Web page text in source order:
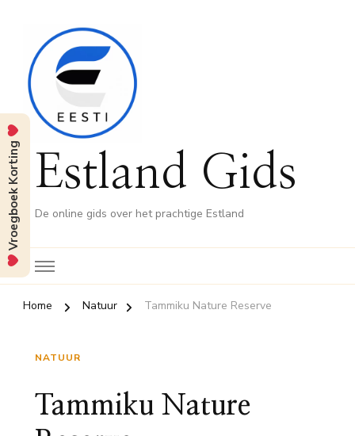
Estland Gids
De online gids over het prachtige Estland
Home Natuur Tammiku Nature Reserve
NATUUR
Tammiku Nature
Vroegboek Korting